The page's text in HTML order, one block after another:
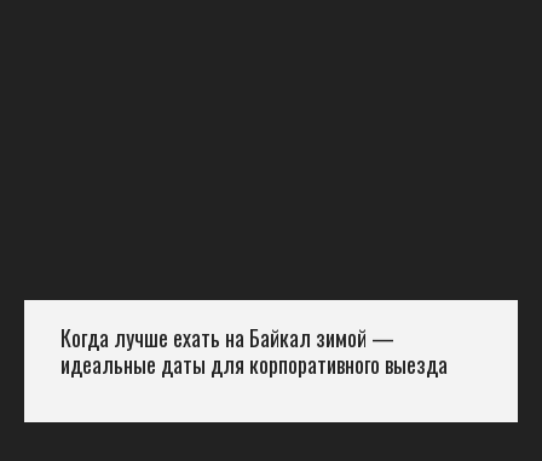
Когда лучше ехать на Байкал зимой —
идеальные даты для корпоративного выезда